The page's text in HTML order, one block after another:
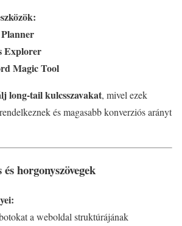
Explorer
Magic Tool
long-tail kulcsszavakat, mivel ezek
és magasabb konverziós arányt
horgonyszövegek
a weboldal struktúrájának